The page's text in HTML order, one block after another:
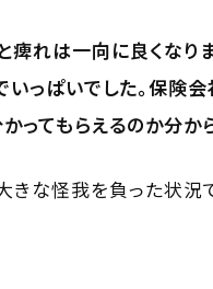
痺れは一向に良くなり
いっぱいでした。保
ってもらえるのか分か
きな怪我を負った状